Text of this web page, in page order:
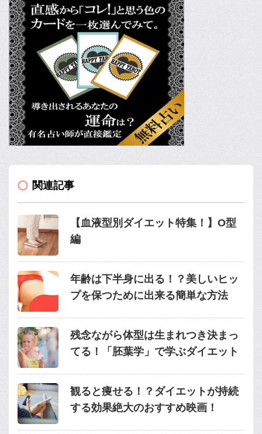
関連記事
【血液型別ダイエット特集！】O型
編
年齢は下半身に出る！？美しいヒッ
プを保つために出来る簡単な方法
残念ながら体型は生まれつき決まっ
てる！「胚葉学」で学ぶダイエット
観ると痩せる！？ダイエットが持続
する効果絶大のおすすめ映画！